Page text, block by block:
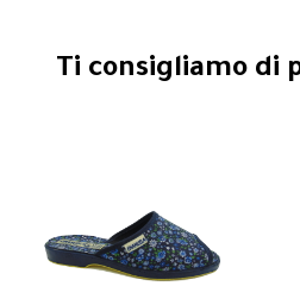
Ti consigliamo di